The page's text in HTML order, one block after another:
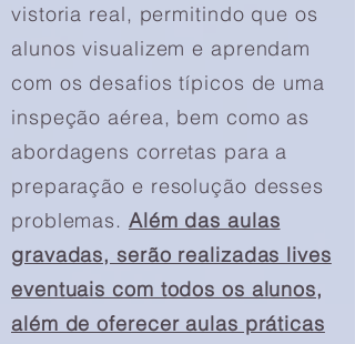
vistoria real, permitindo que os
alunos visualizem e aprendam
com os desafios típicos de uma
inspeção aérea, bem como as
abordagens corretas para a
preparação e resolução desses
problemas. Além das aulas
gravadas, serão realizadas lives
eventuais com todos os alunos,
além de oferecer aulas práticas